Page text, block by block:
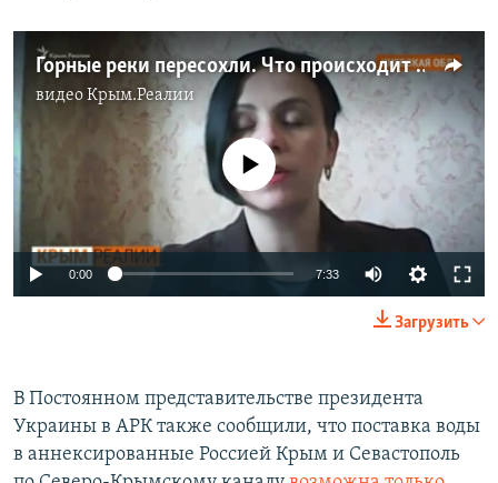
Горные реки пересохли. Что происходит в Крыму? | Крым.Реалии ТВ (видео)
видеоКрым.Реалии
1080p
No media source currently available
0:00 7:33
270p
1080p
Загрузить
В Постоянном представительстве президента
Украины в АРК также сообщили, что поставка воды
в аннексированные Россией Крым и Севастополь